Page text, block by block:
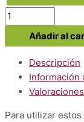
Stickers
Kingdoms
Hearts
modelo
cantidad
Añadir al
Descripción
Información
Para utilizar